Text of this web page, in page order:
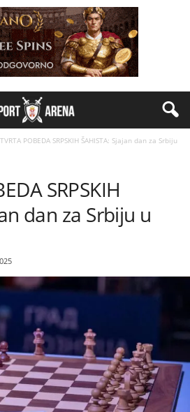
POBEDA SRPSKIH ŠAHISTA: Sjajan dan za Srbiju
SRPSKIH
dan za Srbiju u